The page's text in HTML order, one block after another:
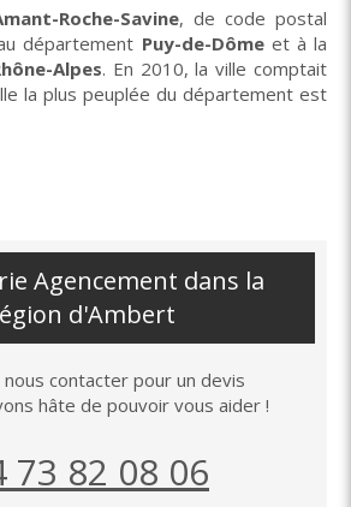
Roche-Savine, de code postal
département Puy-de-Dômeet à la
Alpes. En 2010, la ville comptait
la plus peuplée du département est
Agencement dans la
d'Ambert
contacter pour un devis
hâte de pouvoir vous aider !
73 82 08 06